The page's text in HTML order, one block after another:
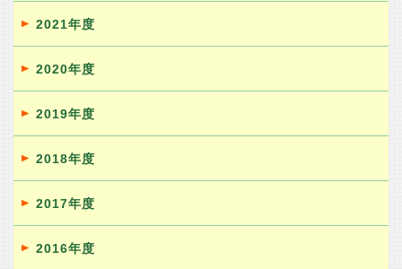
2021年度
2020年度
2019年度
2018年度
2017年度
2016年度